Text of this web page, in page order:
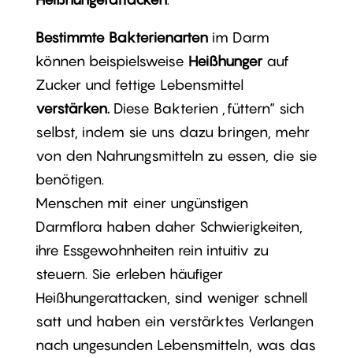
Bestimmte Bakterienartenim Darm
können beispielsweise Heißhungerauf
Zucker und fettige Lebensmittel
verstärken.Diese Bakterien „füttern“ sich
selbst, indem sie uns dazu bringen, mehr
von den Nahrungsmitteln zu essen, die sie
benötigen.
Menschen mit einer ungünstigen
Darmflora haben daher Schwierigkeiten,
ihre Essgewohnheiten rein intuitiv zu
steuern. Sie erleben häufiger
Heißhungerattacken, sind weniger schnell
satt und haben ein verstärktes Verlangen
nach ungesunden Lebensmitteln, was das